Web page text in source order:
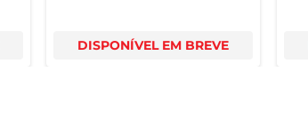
DISPONÍVEL EM BREVE